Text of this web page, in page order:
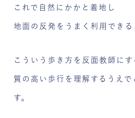
これで自然にかかと着地し
地面の反発をうまく利用できる
こういう歩き方を反面教師にす
質の高い歩行を理解するうえで
す。